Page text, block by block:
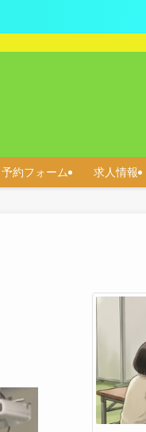
予約フォーム 求人情報